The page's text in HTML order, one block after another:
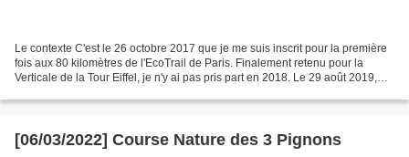
Le contexte C'est le 26 octobre 2017 que je me suis inscrit pour la première
fois aux 80 kilomètres de l'EcoTrail de Paris. Finalement retenu pour la
Verticale de la Tour Eiffel, je n'y ai pas pris part en 2018. Le 29 août 2019,
[06/03/2022] Course Nature des 3 Pignons